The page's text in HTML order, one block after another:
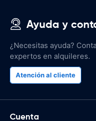
Ayuda y
¿Necesitas ayuda?
expertos en alquileres.
Atención al cliente
Cuenta